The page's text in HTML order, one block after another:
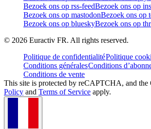
Bezoek ons op rss-feedBezoek ons op
Bezoek ons op mastodonBezoek ons op
Bezoek ons op blueskyBezoek ons op
© 2026 Euractiv FR. All rights reserved.
Politique de confidentialitéPolitique
Conditions généralesConditions
Conditions de vente
This site is protected by reCAPTCHA, and the
Policy and Terms of Service apply.